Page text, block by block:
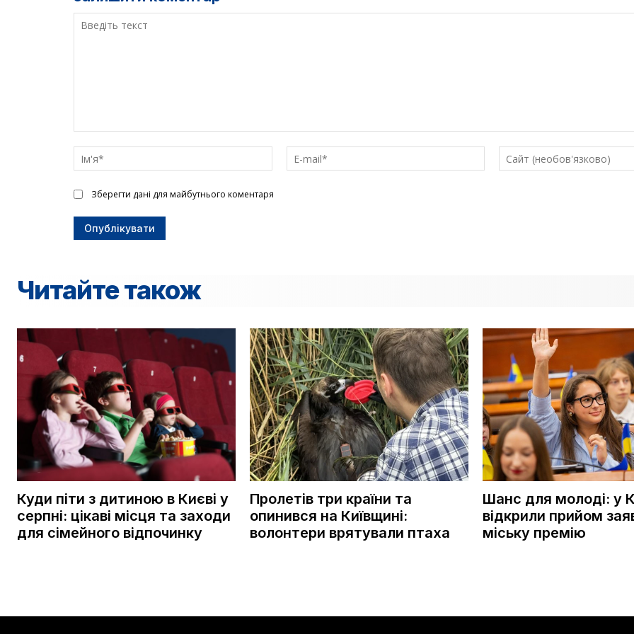
текст
Ім'я*
mail*
Зберегти дані для майбутнього коментаря
Читайте також
Куди піти з дитиною в Києві у
серпні: цікаві місця та заходи
для сімейного відпочинку
Пролетів три країни та
опинився на Київщині:
волонтери врятували птаха
Шанс для молоді: у
відкрили прийом
міську премію